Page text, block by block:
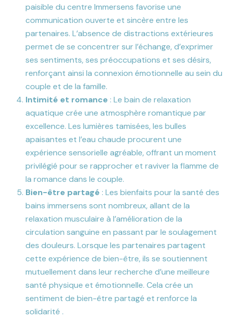
paisible du centre Immersens favorise une
communication ouverte et sincère entre les
partenaires. L’absence de distractions extérieures
permet de se concentrer sur l’échange, d’exprimer
ses sentiments, ses préoccupations et ses désirs,
renforçant ainsi la connexion émotionnelle au sein du
couple et de la famille.
Intimité et romance : Le bain de relaxation
aquatique crée une atmosphère romantique par
excellence. Les lumières tamisées, les bulles
apaisantes et l’eau chaude procurent une
expérience sensorielle agréable, offrant un moment
privilégié pour se rapprocher et raviver la flamme de
la romance dans le couple.
Bien-être partagé : Les bienfaits pour la santé des
bains immersens sont nombreux, allant de la
relaxation musculaire à l’amélioration de la
circulation sanguine en passant par le soulagement
des douleurs. Lorsque les partenaires partagent
cette expérience de bien-être, ils se soutiennent
mutuellement dans leur recherche d’une meilleure
santé physique et émotionnelle. Cela crée un
sentiment de bien-être partagé et renforce la
solidarité .